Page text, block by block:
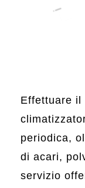
Effettuare il
periodica,
di acari,
servizio